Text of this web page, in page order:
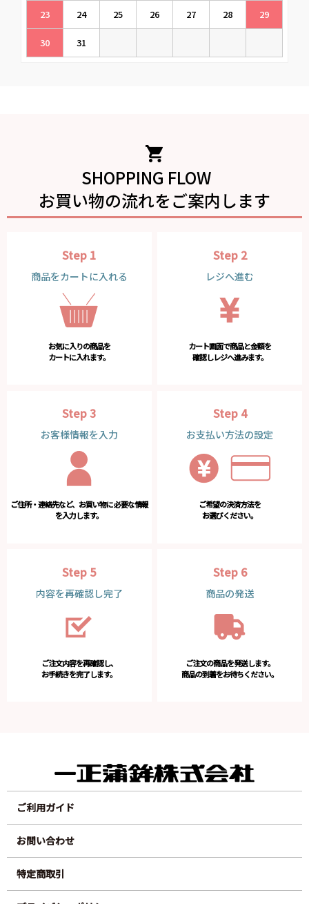
23 24 25 26 27 28 29
30 31
SHOPPING FLOW
お買い物の流れをご案内します
Step 1
商品をカートに入れる
お気に入りの商品を
カートに入れます。
Step 2
レジへ進む
カート画面で商品と金額を
確認しレジへ進みます。
Step 3
お客様情報を入力
ご住所・連絡先など、お買い物に必要な情報
を入力します。
Step 4
お支払い方法の設定
ご希望の決済方法を
お選びください。
Step 5
内容を再確認し完了
ご注文内容を再確認し、
お手続きを完了します。
Step 6
商品の発送
ご注文の商品を発送します。
商品の到着をお待ちください。
ご利用ガイド
お問い合わせ
特定商取引